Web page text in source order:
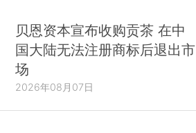
贝恩资本宣布收购贡茶 在中
国大陆无法注册商标后退出市
场
2026年08月07日